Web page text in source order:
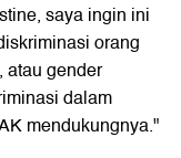
saya ingin ini
orang
atau gender
dalam
mendukungnya."